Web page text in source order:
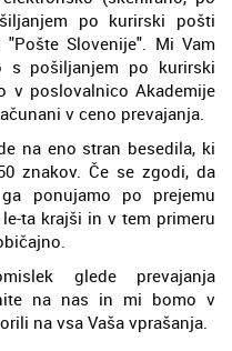
po kurirski pošti
Slovenije". Mi Vam
s pošiljanjem po kurirski
v poslovalnico Akademije
v ceno prevajanja.
na eno stran besedila, ki
znakov. Če se zgodi, da
ponujamo po prejemu
ta krajši in v tem primeru
glede prevajanja
na nas in mi bomo v
na vsa Vaša vprašanja.